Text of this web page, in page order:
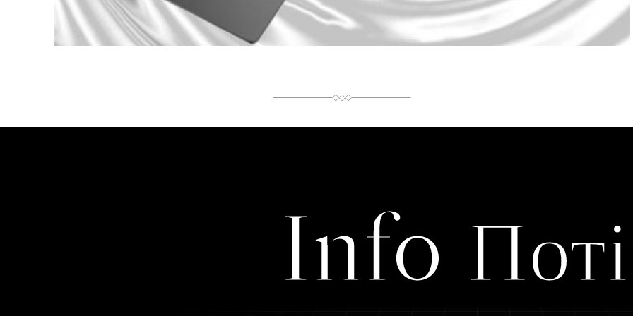
Info